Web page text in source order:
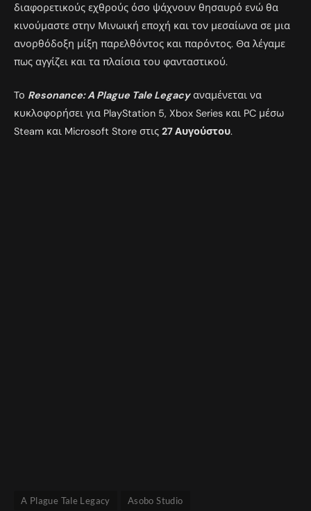
διαφορετικούς εχθρούς όσο ψάχνουν θησαυρό ενώ θα
κινούμαστε στην Μινωική εποχή και τον μεσαίωνα σε μια
ανορθόδοξη μίξη παρελθόντος και παρόντος. Θα λέγαμε
πως αγγίζει και τα πλαίσια του φανταστικού.
Το Resonance: A Plague Tale Legacyαναμένεται να
κυκλοφορήσει για PlayStation 5, Xbox Series και PC μέσω
Steam και Microsoft Store στις 27 Αυγούστου.
A Plague Tale Legacy
Asobo Studio